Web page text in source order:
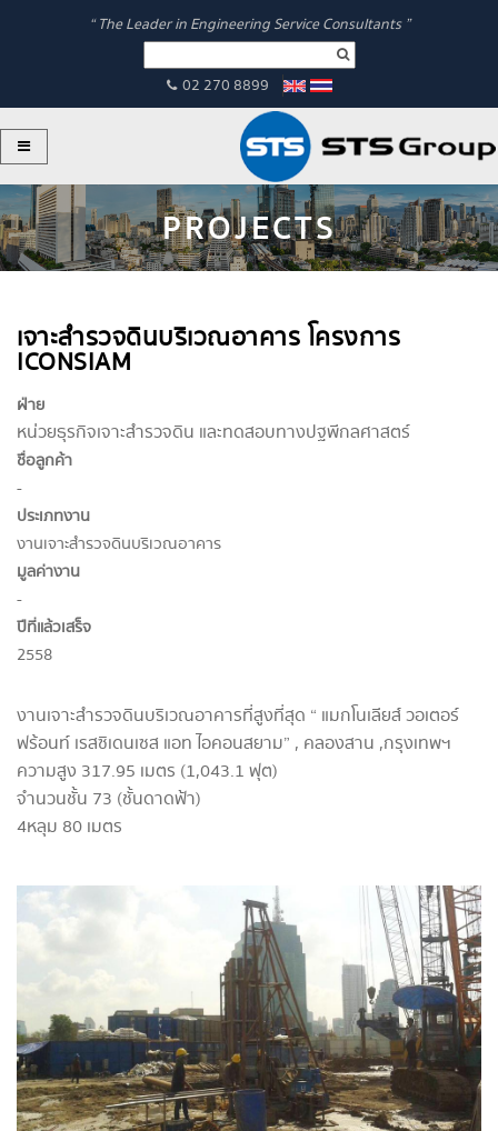
“ The Leader in Engineering Service Consultants ”
02 270 8899
PROJECTS
เจาะสำรวจดินบริเวณอาคาร โครงการ
ICONSIAM
ฝ่าย
หน่วยธุรกิจเจาะสำรวจดิน และทดสอบทางปฐพีกลศาสตร์
ชื่อลูกค้า
-
ประเภทงาน
งานเจาะสำรวจดินบริเวณอาคาร
มูลค่างาน
-
ปีที่แล้วเสร็จ
2558
งานเจาะสำรวจดินบริเวณอาคารที่สูงที่สุด “ แมกโนเลียส์ วอเตอร์
ฟร้อนท์ เรสซิเดนเซส แอท ไอคอนสยาม” , คลองสาน ,กรุงเทพฯ
ความสูง 317.95 เมตร (1,043.1 ฟุต)
จำนวนชั้น 73 (ชั้นดาดฟ้า)
4หลุม 80 เมตร